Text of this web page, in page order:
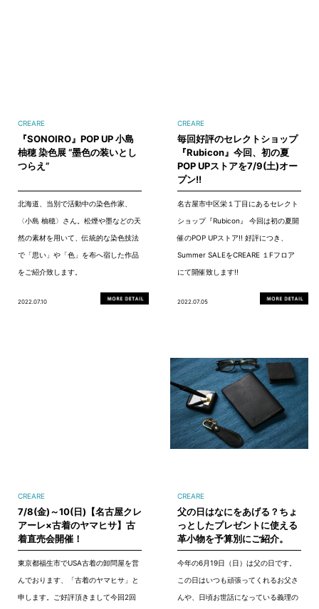
CREARE
『SONOIRO』POP UP 小島
柚穂 染色展 “墨色の装いとし
つらえ”
北海道、当別で活動中の染色作家、
〈小島 柚穂〉さん。松煙や墨などの天
然の素材を用いて、伝統的な染色技法
で「思い」や「色」を布へ宿した作品
をご紹介致します。
2022.07.10
CREARE
毎回好評のセレクトショップ
『Rubicon』今回、初の夏
POP UPストアを7/9(土)オー
プン!!
名古屋市中区栄１丁目にあるセレクト
ショップ『Rubicon』 今回は初の夏開
催のPOP UPストア!! 好評につき、
Summer SALEをCREARE １Fフロア
にて開催致します!!
2022.07.05
CREARE
7/8(金)～10(日)【名古屋クレ
アーレ×古着のヤマヒサ】古
着直売会開催！
東京都福生市でUSA古着の卸問屋を営
んでおります、「古着のヤマヒサ」と
申します。ご好評頂きまして今回2回
CREARE
父の日はなにをあげる？ちょ
っとしたプレゼントに使える
革小物を予算別にご紹介。
今年の6月19日（日）は父の日です。
この日はいつも頑張ってくれるお父さ
んや、日頃お世話になっている義理の